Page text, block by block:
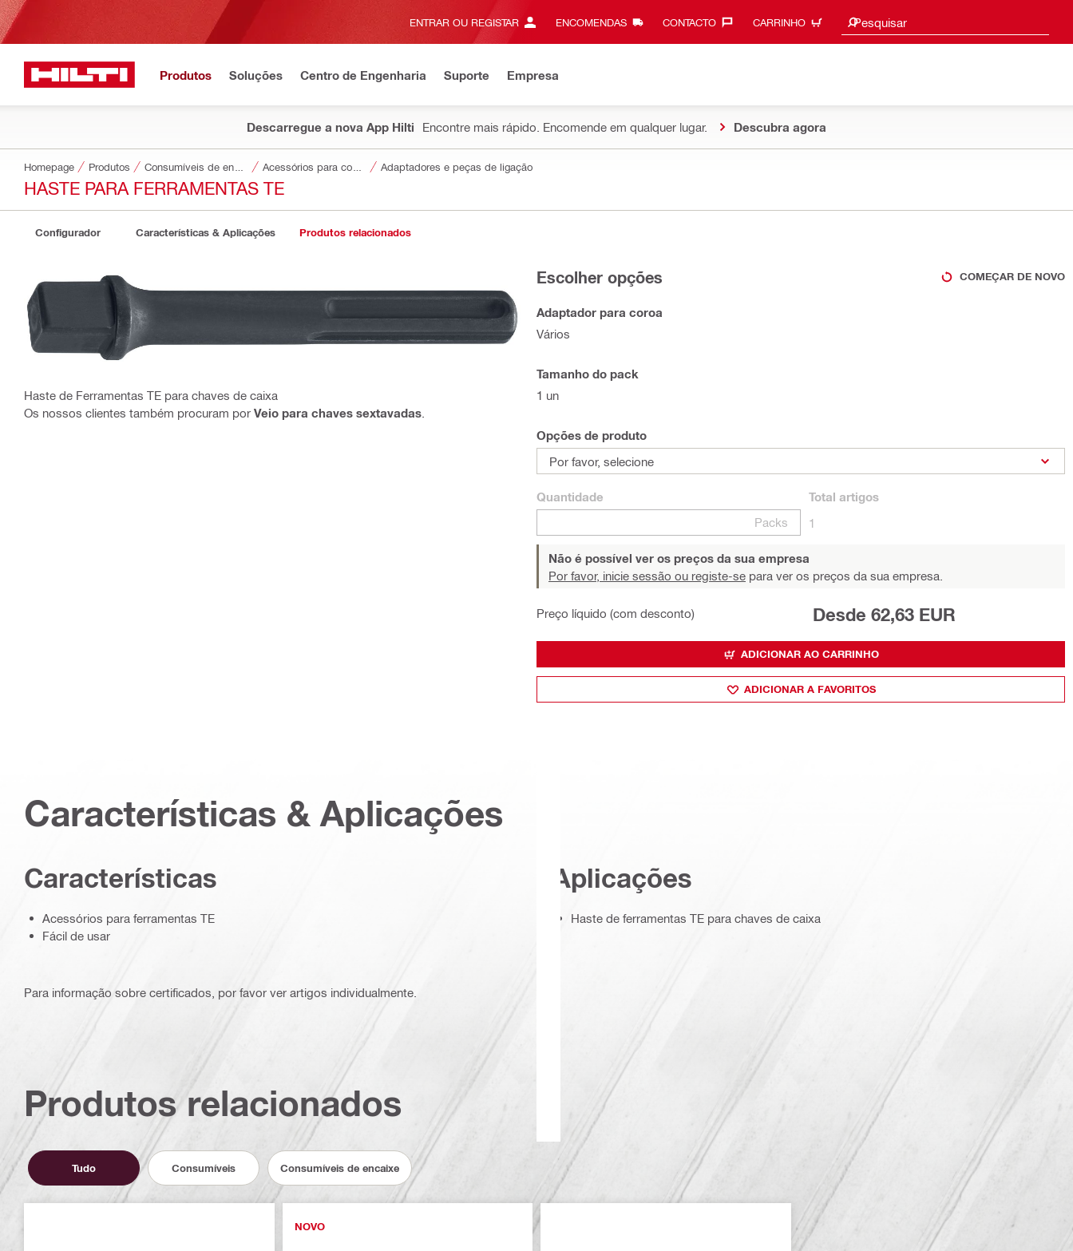
ENTRAR OU REGISTAR ENCOMENDAS CONTACTO‎ CARRINHO Pesquisar
Procurar sugestões
Produtos Soluções Centro de Engenharia Suporte Empresa
Descarregue a nova App Hilti Encontre mais rápido. Encomende em qualquer lugar. Descubra agora
Homepage Produtos Adaptadores e peças de ligação
HASTE PARA FERRAMENTAS TE
Configurador Características & Aplicações Produtos relacionados
Haste de Ferramentas TE para chaves de caixa
Os nossos clientes também procuram por Veio para chaves sextavadas
Escolher opções COMEÇAR DE NOVO
Adaptador para coroa
Vários
Tamanho do pack
1 un
Opções de produto
Por favor, selecione
Quantidade
Packs
Total artigos
1
Não é possível ver os preços da sua empresa
Por favor, inicie sessão ou registe-se para ver os preços da sua empresa.
Preço líquido (com desconto) Desde 62,63 EUR
ADICIONAR AO CARRINHO
ADICIONAR A FAVORITOS
Características & Aplicações
Características
Acessórios para ferramentas TE
Fácil de usar
Aplicações
Haste de ferramentas TE para chaves de caixa
Para informação sobre certificados, por favor ver artigos individualmente.
Produtos relacionados
Tudo Consumíveis Consumíveis de encaixe
NOVO